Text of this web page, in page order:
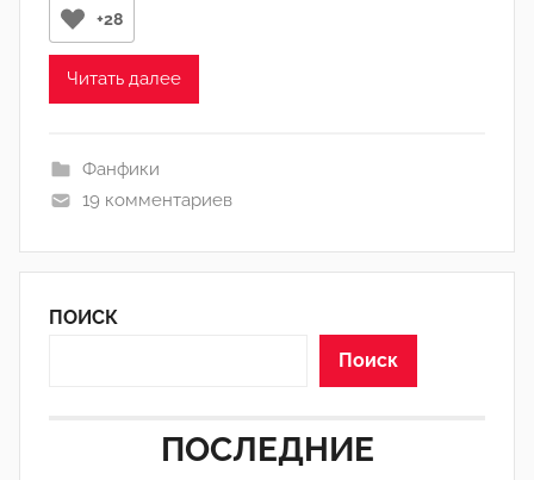
+28
Читать далее
Фанфики
19 комментариев
ПОИСК
Поиск
ПОСЛЕДНИЕ